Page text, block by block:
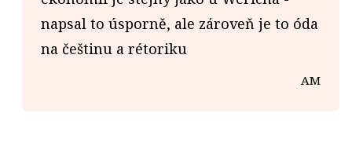
napsal to úsporně, ale zároveň je to óda
na češtinu a rétoriku
AM